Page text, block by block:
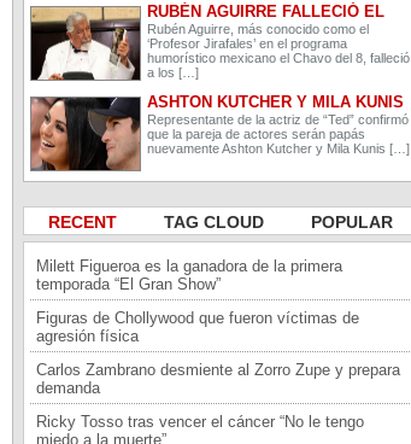
RUBÉN AGUIRRE FALLECIÓ EL
PROFESOR JIRAFALES DE EL
CHAVO DEL 8
Rubén Aguirre, más conocido como el
‘Profesor Jirafales’ en el programa
humorístico mexicano el Chavo del 8, falleció
a los […]
ASHTON KUTCHER Y MILA KUNIS
ESPERAN A SU SEGUNDO HIJO
Representante de la actriz de “Ted” confirmó
que la pareja de actores serán papás
nuevamente Ashton Kutcher y Mila Kunis […]
RECENT TAG CLOUD POPULAR
Milett Figueroa es la ganadora de la primera
temporada “El Gran Show”
Figuras de Chollywood que fueron víctimas de
agresión física
Carlos Zambrano desmiente al Zorro Zupe y prepara
demanda
Ricky Tosso tras vencer el cáncer “No le tengo
miedo a la muerte”